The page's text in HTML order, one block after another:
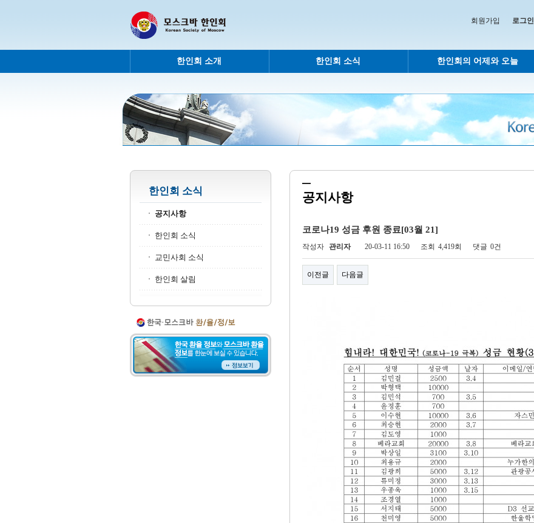
회원가입 로그인
한인회 소개 한인회 소식 한인회의 어제와 오늘
한인회 소식
공지사항
한인회 소식
교민사회 소식
한인회 살림
공지사항
코로나19 성금 후원 종료[03월 21]
작성자 관리자 20-03-11 16:50 조회 4,419회 댓글 0건
이전글 다음글